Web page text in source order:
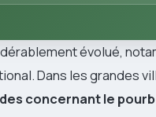
évolué,
Dans les grandes
concernant le